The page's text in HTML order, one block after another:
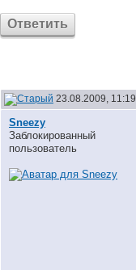
Ответить
23.08.2009, 11:19
Sneezy
Заблокированный
пользователь